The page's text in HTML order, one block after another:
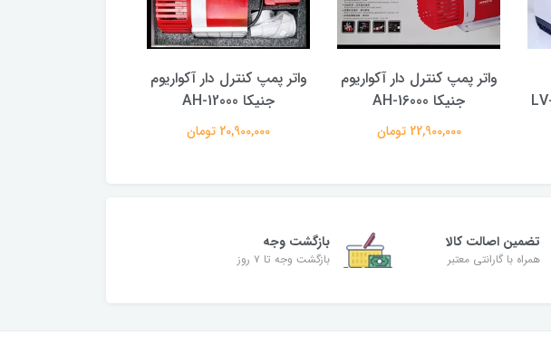
واتر پمپ کنترل دار آکواریوم
جنیکا AH-16000
22,900,000 تومان
واتر پمپ کنترل دار آکواریوم
جنیکا AH-12000
20,900,000 تومان
تضمین اصالت کالا
همراه با گارانتی معتبر
بازگشت وجه
بازگشت وجه تا ۷ روز